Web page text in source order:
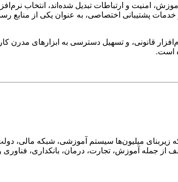
آموزش، امنیت و ارتباطات تبدیل شده‌اند، انتخاب
پشتیبانی اختصاصی، به عنوان یکی از منابع
قانونی، و تسهیل دسترسی به ابزارهای
است.
میلیون‌ها سیستم آموزشی، شبکه مالی،
آموزش، تجارت، درمان، بانکداری، فناوری و